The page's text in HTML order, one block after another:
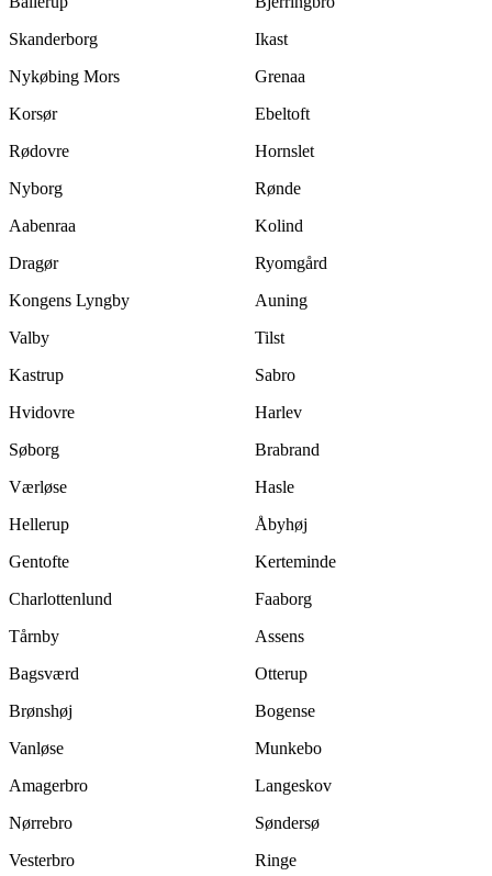
Skanderborg
Nykøbing Mors
Korsør
Rødovre
Nyborg
Aabenraa
Dragør
Kongens Lyngby
Valby
Kastrup
Hvidovre
Søborg
Værløse
Hellerup
Gentofte
Charlottenlund
Tårnby
Bagsværd
Brønshøj
Vanløse
Amagerbro
Nørrebro
Vesterbro
Ikast
Grenaa
Ebeltoft
Hornslet
Rønde
Kolind
Ryomgård
Auning
Tilst
Sabro
Harlev
Brabrand
Hasle
Åbyhøj
Kerteminde
Faaborg
Assens
Otterup
Bogense
Munkebo
Langeskov
Søndersø
Ringe